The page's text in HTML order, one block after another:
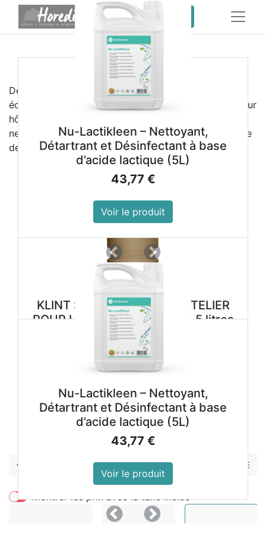
service client pro
​
Meilleures ventes
Découvrez les meilleures ventes HOREDIS
équipements professionnels et produits d’hygiène pour
hôtels, restaurants, collectivités et sociétés de
nettoyage. Qualité, fiabilité et performance au service
de vos activités professionnelles
KLINT S VEGETAL SAVON ATELIER
POUR LES MAINS cartouche 5 litres
33,98€
Voir le produit
Précedent
Montrer les prix avec la taxe inclue
Nu-Lactikleen – Nettoyant,
Détartrant et Désinfectant à base
d’acide lactique (5L)
43,77 €
Voir le produit
PrécedentSuivant
Nu-Lactikleen – Nettoyant,
Détartrant et Désinfectant à base
d’acide lactique (5L)
43,77 €
Voir le produit
PrécedentSuivant